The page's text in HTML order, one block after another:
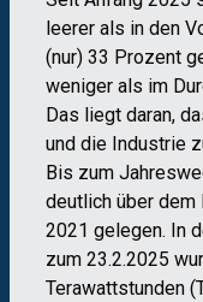
leerer als in den
(nur) 33 Prozent
weniger als im
Das liegt daran,
und die Industrie
Bis zum
deutlich über dem
2021 gelegen. In
zum 23.2.2025
Terawattstunden